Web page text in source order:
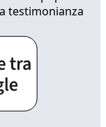
testimonianza